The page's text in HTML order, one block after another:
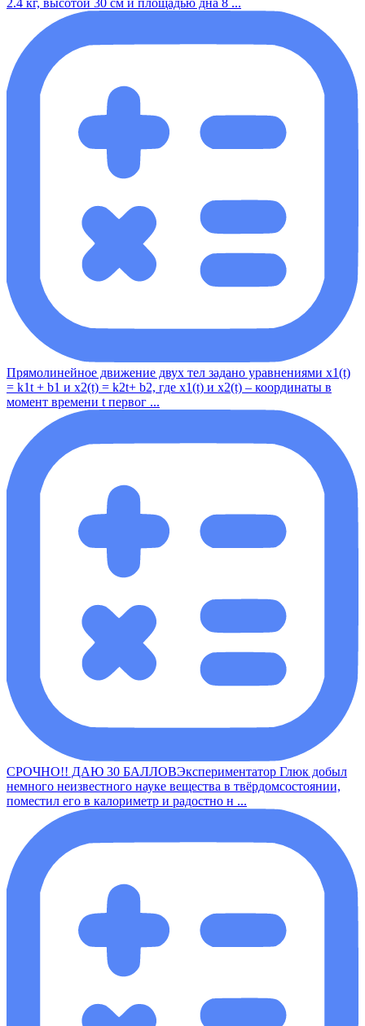
Прямолинейное движение двух тел задано уравнениями x1(t)
= k1t + b1 и x2(t) = k2t+ b2, где x1(t) и x2(t) – координаты в
момент времени t первог ...
СРОЧНО!! ДАЮ 30 БАЛЛОВЭкспериментатор Глюк добыл
немного неизвестного науке вещества в твёрдомсостоянии,
поместил его в калориметр и радостно н ...